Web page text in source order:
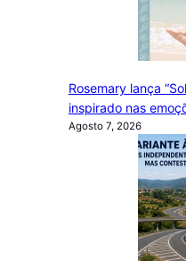
Rosemary lança
inspirado nas
Agosto 7, 2026